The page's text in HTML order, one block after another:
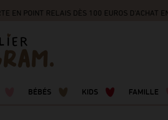
EN POINT RELAIS DÈS 100 EUROS D'ACHAT EN
BÉBÉS KIDS FAMILLE